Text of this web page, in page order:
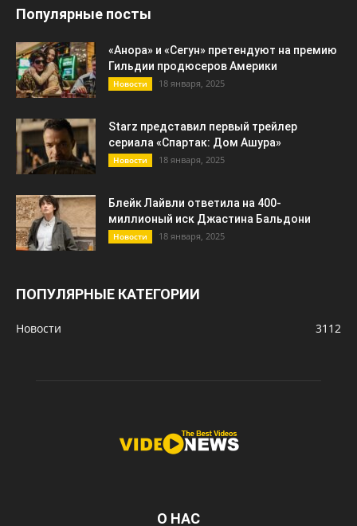
Популярные посты
«Анора» и «Сегун» претендуют на премию
Гильдии продюсеров Америки
Новости 18 января, 2025
Starz представил первый трейлер
сериала «Спартак: Дом Ашура»
Новости 18 января, 2025
Блейк Лайвли ответила на 400-
миллионый иск Джастина Бальдони
Новости 18 января, 2025
ПОПУЛЯРНЫЕ КАТЕГОРИИ
Новости 3112
О НАС